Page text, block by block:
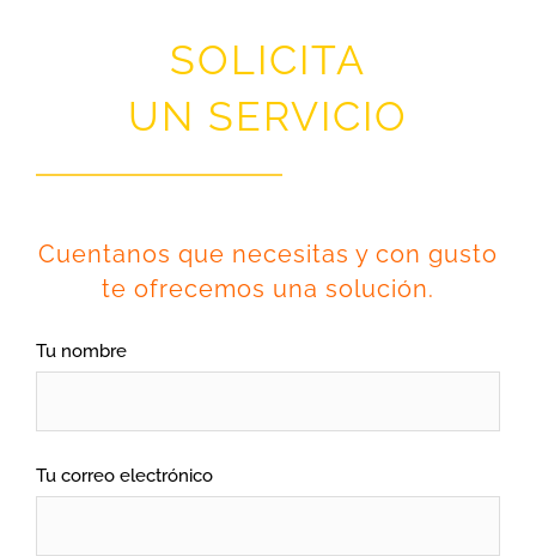
SOLICITA
UN SERVICIO
Cuentanos que necesitas y con gusto
te ofrecemos una solución.
Tu nombre
Tu correo electrónico